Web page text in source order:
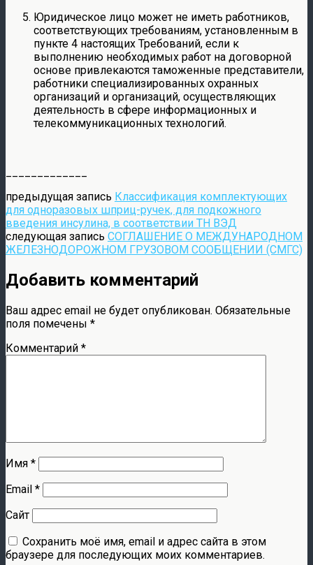
Юридическое лицо может не иметь работников,
соответствующих требованиям, установленным в
пункте 4 настоящих Требований, если к
выполнению необходимых работ на договорной
основе привлекаются таможенные представители,
работники специализированных охранных
организаций и организаций, осуществляющих
деятельность в сфере информационных и
телекоммуникационных технологий.
предыдущая запись Классификация комплектующих
для одноразовых шприц-ручек, для подкожного
введения инсулина, в соответствии ТН ВЭД
следующая запись СОГЛАШЕНИЕ О МЕЖДУНАРОДНОМ
ЖЕЛЕЗНОДОРОЖНОМ ГРУЗОВОМ СООБЩЕНИИ (СМГС)
Добавить комментарий
Ваш адрес email не будет опубликован. Обязательные
поля помечены *
Комментарий *
Имя *
Email *
Сайт
Сохранить моё имя, email и адрес сайта в этом
браузере для последующих моих комментариев.